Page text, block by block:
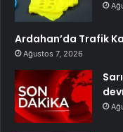
Ardahan’da Trafik
Ağustos 7, 2026